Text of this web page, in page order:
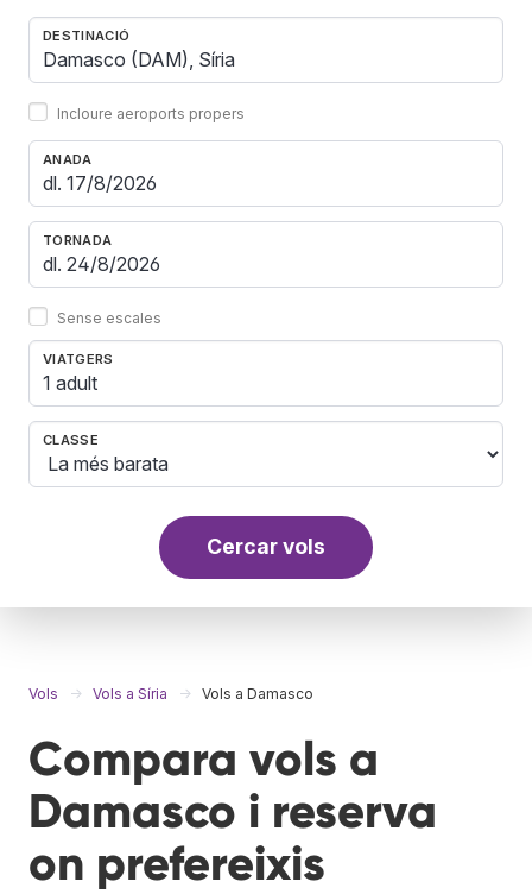
DESTINACIÓ
Incloure aeroports propers
ANADA
TORNADA
Sense escales
VIATGERS
1 adult
CLASSE
Cercar vols
Vols Vols a Síria Vols a Damasco
Compara vols a
Damasco i reserva
on prefereixis